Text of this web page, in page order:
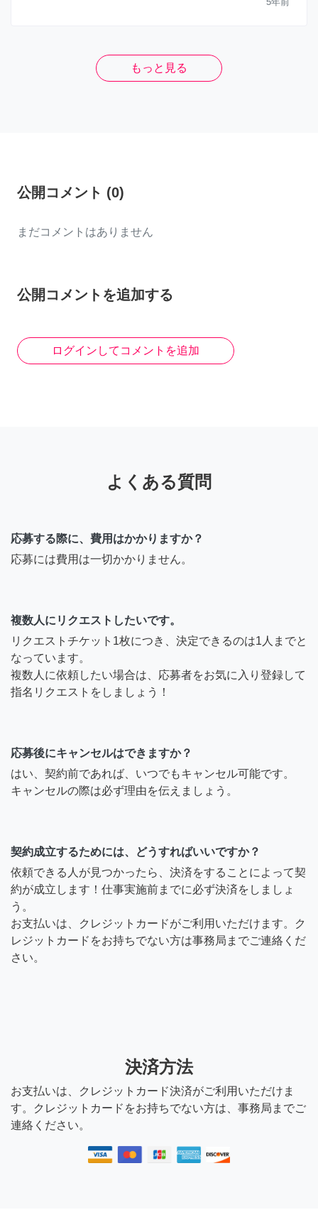
もっと見る
公開コメント (0)
まだコメントはありません
公開コメントを追加する
ログインしてコメントを追加
よくある質問
応募する際に、費用はかかりますか？
応募には費用は一切かかりません。
複数人にリクエストしたいです。
リクエストチケット1枚につき、決定できるのは1人までと
なっています。
複数人に依頼したい場合は、応募者をお気に入り登録して
指名リクエストをしましょう！
応募後にキャンセルはできますか？
はい、契約前であれば、いつでもキャンセル可能です。
キャンセルの際は必ず理由を伝えましょう。
契約成立するためには、どうすればいいですか？
依頼できる人が見つかったら、決済をすることによって契
約が成立します！仕事実施前までに必ず決済をしましょ
う。
お支払いは、クレジットカードがご利用いただけます。ク
レジットカードをお持ちでない方は事務局までご連絡くだ
さい。
決済方法
お支払いは、クレジットカード決済がご利用いただけま
す。クレジットカードをお持ちでない方は、事務局までご
連絡ください。